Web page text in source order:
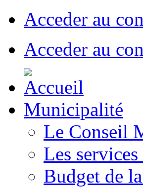
Acceder au
Acceder au
Municipalité
Le Conseil
Les
Budget de